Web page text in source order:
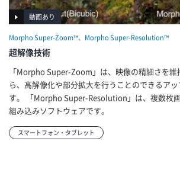
動画あり
Morpho Super-Zoom™、Morpho Super-Resolution™
超解像技術
「Morpho Super-Zoom」は、映像の精細さを
ら、高解像化や部分拡大を行うことのできるア
す。 「Morpho Super-Resolution」は、複数枚
組み込みソフトウェアです。
スマートフォン・タブレット